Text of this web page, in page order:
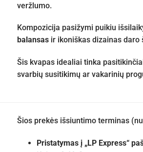
veržlumo.
Kompozicija pasižymi puikiu
balansas ir ikoniškas dizainas
Šis kvapas idealiai tinka
svarbių susitikimų ar vakarinių
Šios prekės išsiuntimo terminas
Pristatymas į „LP Express“